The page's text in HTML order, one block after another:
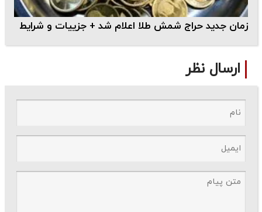
زمان جدید حراج شمش طلا اعلام شد + جزییات و شرایط
ارسال نظر